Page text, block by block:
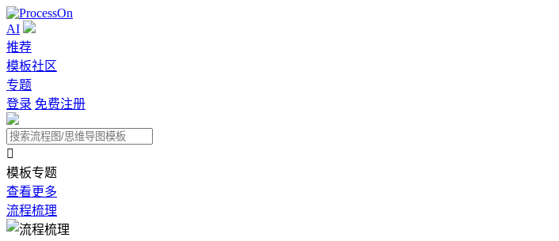
AI
推荐
模板社区
专题
登录 免费注册

模板专题
查看更多
流程梳理